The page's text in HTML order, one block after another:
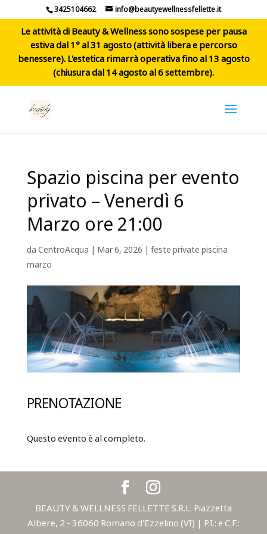
3425104662 info@beautyewellnessfellette.it
Le attività di Beauty & Wellness sono sospese per pausa
estiva dal 1° al 31 agosto (attività libera e percorso
benessere). L'estetica rimarrà operativa fino al 13 agosto
(chiusura dal 14 agosto al 6 settembre).
Spazio piscina per evento
privato – Venerdì 6
Marzo ore 21:00
daCentroAcqua | Mar 6, 2026 | feste private piscina
marzo
PRENOTAZIONE
Questo evento è al completo.
BEAUTY & WELLNESS FELLETTE S.R.L. Piazzetta
Albere, 2 - 36060 Romano d'Ezzelino (VI) | P.I.: e C.F.: